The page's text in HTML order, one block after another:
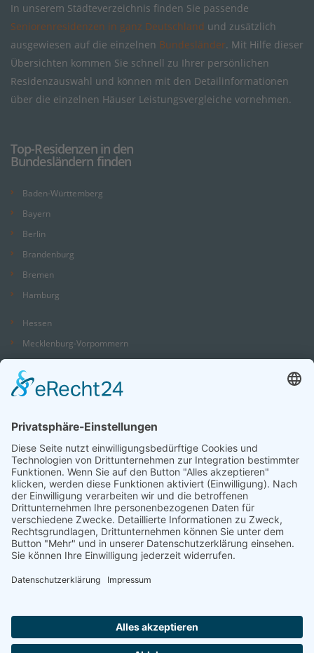
In unserem Städteverzeichnis finden Sie passende
Seniorenresidenzen in ganz Deutschland und zusätzlich
ausgewiesen auf die einzelnen Bundesländer. Mit Hilfe dieser
Übersichten kommen Sie schnell zu Ihrer persönlichen
Residenzauswahl und können mit den Detailinformationen
über die einzelnen Häuser Leistungsvergleiche vornehmen.
Top-Residenzen in den
Bundesländern finden
Baden-Württemberg
Bayern
Berlin
Brandenburg
Bremen
Hamburg
Hessen
Mecklenburg-Vorpommern
Niedersachsen
Nordrhein-Westfalen
Saarland
Sachsen
Sachsen-Anhalt
Schleswig-Holstein
Thüringen